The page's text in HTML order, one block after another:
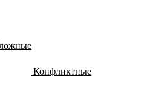
Конфликтные